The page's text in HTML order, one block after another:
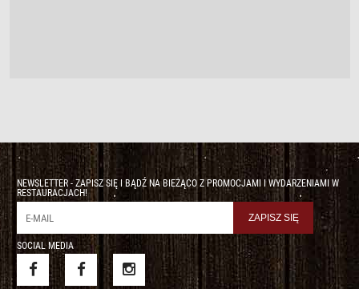
NEWSLETTER - ZAPISZ SIĘ I BĄDŹ NA BIEŻĄCO Z PROMOCJAMI I WYDARZENIAMI W
RESTAURACJACH!
SOCIAL MEDIA